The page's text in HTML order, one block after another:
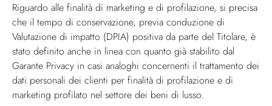
Riguardo alle finalità di marketing e di profilazione, si precisa
che il tempo di conservazione, previa conduzione di
Valutazione di impatto (DPIA) positiva da parte del Titolare, è
stato definito anche in linea con quanto già stabilito dal
Garante Privacy in casi analoghi concernenti il trattamento dei
dati personali dei clienti per finalità di profilazione e di
marketing profilato nel settore dei beni di lusso.